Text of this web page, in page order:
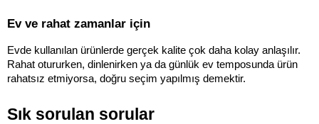
Ev ve rahat zamanlar için
Evde kullanılan ürünlerde gerçek kalite çok daha kolay anlaşılır.
Rahat otururken, dinlenirken ya da günlük ev temposunda ürün
rahatsız etmiyorsa, doğru seçim yapılmış demektir.
Sık sorulan sorular